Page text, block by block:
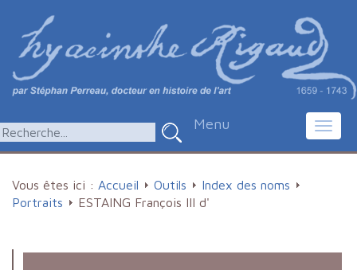
Menu
Vous êtes ici : Accueil Outils
Index des noms
Portraits
ESTAING François III d'